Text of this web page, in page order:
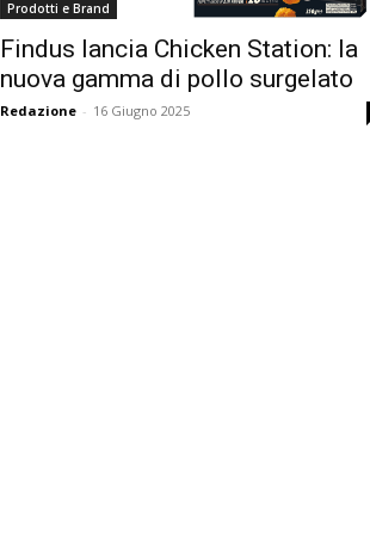
Prodotti e Brand
Findus lancia Chicken Station: la
nuova gamma di pollo surgelato
Redazione - 16 Giugno 2025